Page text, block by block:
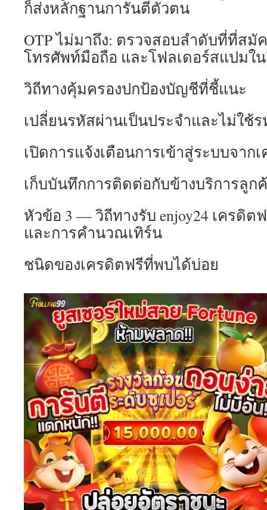
ก็ส่งหลักฐานการันตีตัวตน
OTP ไม่มาถึง: ตรวจสอบลำดับที่ที่ส
โทรศัพท์มือถือ และโฟลเดอร์สแปมใ
วิถีทางคุ้มครองปกป้องบัญชีที่ชี้แนะ
เปลี่ยนรหัสผ่านเป็นประจำและไม่ใช้
เปิดการแจ้งเตือนการเข้าสู่ระบบจาก
เก็บบันทึกการติดต่อกับข้างบริการลูก
หัวข้อ 3 — วิถีทางรับ enjoy24 เครดิ
และการคำนวณเทิร์น
ชนิดของเครดิตฟรีที่พบได้บ่อย